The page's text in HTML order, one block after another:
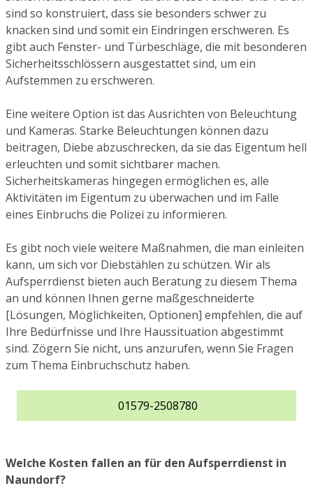
sind so konstruiert, dass sie besonders schwer zu
knacken sind und somit ein Eindringen erschweren. Es
gibt auch Fenster- und Türbeschläge, die mit besonderen
Sicherheitsschlössern ausgestattet sind, um ein
Aufstemmen zu erschweren.
Eine weitere Option ist das Ausrichten von Beleuchtung
und Kameras. Starke Beleuchtungen können dazu
beitragen, Diebe abzuschrecken, da sie das Eigentum hell
erleuchten und somit sichtbarer machen.
Sicherheitskameras hingegen ermöglichen es, alle
Aktivitäten im Eigentum zu überwachen und im Falle
eines Einbruchs die Polizei zu informieren.
Es gibt noch viele weitere Maßnahmen, die man einleiten
kann, um sich vor Diebstählen zu schützen. Wir als
Aufsperrdienst bieten auch Beratung zu diesem Thema
an und können Ihnen gerne maßgeschneiderte
[Lösungen, Möglichkeiten, Optionen] empfehlen, die auf
Ihre Bedürfnisse und Ihre Haussituation abgestimmt
sind. Zögern Sie nicht, uns anzurufen, wenn Sie Fragen
zum Thema Einbruchschutz haben.
01579-2508780
Welche Kosten fallen an für den Aufsperrdienst in
Naundorf?